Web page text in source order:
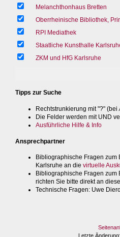
Melanchthonhaus Bretten
Oberrheinische Bibliothek,
RPI Mediathek
Staatliche Kunsthalle
ZKM und HfG Karlsruhe
Tipps zur Suche
Rechtstrunkierung mit "?" (bei
Die Felder werden mit UND
Ausführliche Hilfe & Info
Ansprechpartner
Bibliographische Fragen zum
Karlsruhe an die virtuelle
Bibliographische Fragen
richten Sie bitte direkt an
Technische Fragen: Uwe
Letzte Änderung